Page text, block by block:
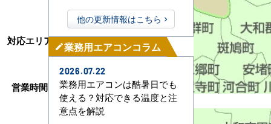
対応エリア
奈良市、大和郡山
市、平群町、斑鳩
町、京田辺市、精華
町、枚方市、大東
市、東大阪市、四條
畷市、交野市
営業時間
9:00～17:30
他の更新情報はこちら
mode_edit業務用エアコンコラム
2026.07.22
業務用エアコンは酷暑日でも
使える？対応できる温度と注
意点を解説